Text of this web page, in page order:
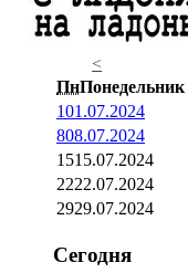
<
ПнПонедельник
101.07.2024
808.07.2024
1515.07.2024
2222.07.2024
2929.07.2024
Сегодня